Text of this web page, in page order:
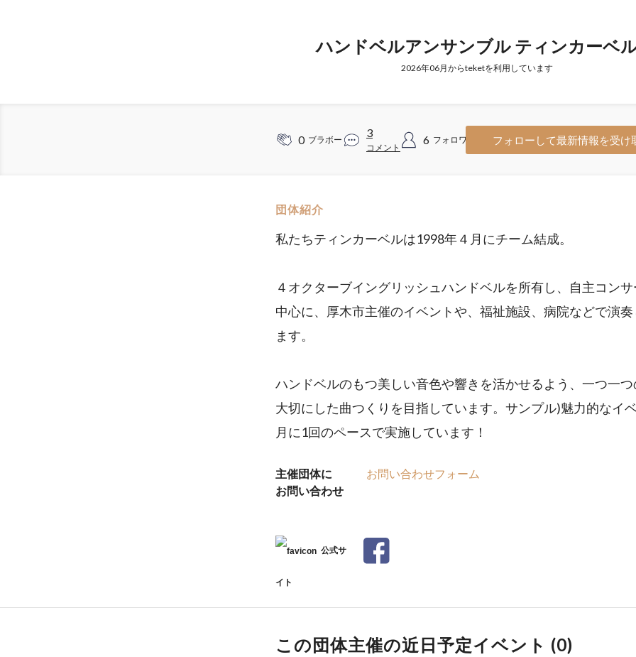
ハンドベルアンサンブル ティンカーベ
2026年06月からteketを利用しています
0 ブラボー
3
コメント
6 フォロワー フォローして最新情報を受け
団体紹介
私たちティンカーベルは1998年４月にチーム結成。
４オクターブイングリッシュハンドベルを所有し、自主コン
中心に、厚木市主催のイベントや、福祉施設、病院などで演
ます。
ハンドベルのもつ美しい音色や響きを活かせるよう、一つ一
大切にした曲つくりを目指しています。サンプル)魅力的なイ
月に1回のペースで実施しています！
主催団体に
お問い合わせ
お問い合わせフォーム
公式サ
イト
この団体主催の近日予定イベント (0)